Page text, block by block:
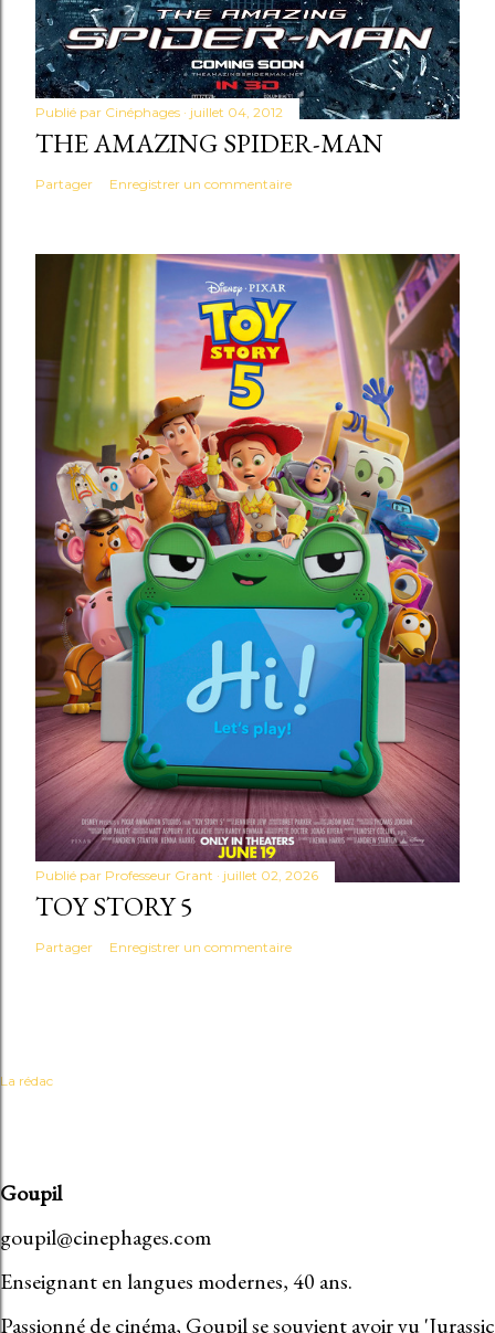
Publié par Cinéphages juillet 04, 2012
THE AMAZING SPIDER-MAN
Partager Enregistrer un commentaire
Publié par Professeur Grant juillet 02, 2026
TOY STORY 5
Partager Enregistrer un commentaire
La rédac
Goupil
goupil@cinephages.com
Enseignant en langues modernes, 40 ans.
Passionné de cinéma, Goupil se souvient avoir vu 'Jurassic